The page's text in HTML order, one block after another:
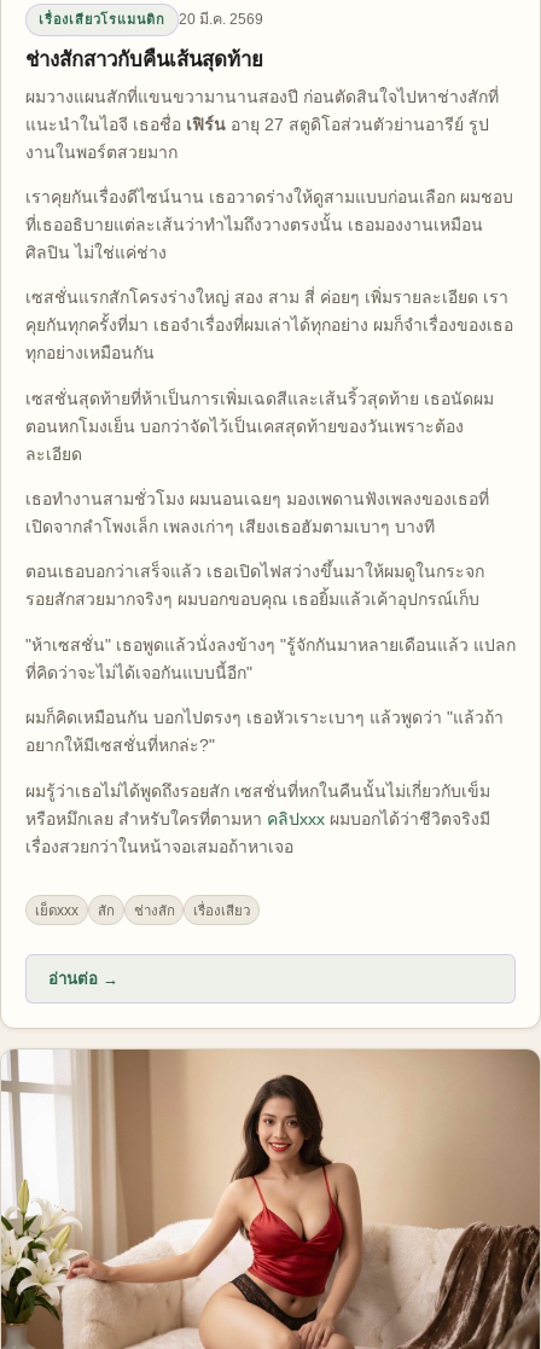
เรื่องเสียวโรแมนติก 20 มี.ค. 2569
ช่างสักสาวกับคืนเส้นสุดท้าย
ผมวางแผนสักที่แขนขวามานานสองปี ก่อนตัดสินใจไปหาช่างสักที่
แนะนำในไอจี เธอชื่อ เฟิร์น อายุ 27 สตูดิโอส่วนตัวย่านอารีย์ รูป
งานในพอร์ตสวยมาก
เราคุยกันเรื่องดีไซน์นาน เธอวาดร่างให้ดูสามแบบก่อนเลือก ผมชอบ
ที่เธออธิบายแต่ละเส้นว่าทำไมถึงวางตรงนั้น เธอมองงานเหมือน
ศิลปิน ไม่ใช่แค่ช่าง
เซสชั่นแรกสักโครงร่างใหญ่ สอง สาม สี่ ค่อยๆ เพิ่มรายละเอียด เรา
คุยกันทุกครั้งที่มา เธอจำเรื่องที่ผมเล่าได้ทุกอย่าง ผมก็จำเรื่องของเธอ
ทุกอย่างเหมือนกัน
เซสชั่นสุดท้ายที่ห้าเป็นการเพิ่มเฉดสีและเส้นริ้วสุดท้าย เธอนัดผม
ตอนหกโมงเย็น บอกว่าจัดไว้เป็นเคสสุดท้ายของวันเพราะต้อง
ละเอียด
เธอทำงานสามชั่วโมง ผมนอนเฉยๆ มองเพดานฟังเพลงของเธอที่
เปิดจากลำโพงเล็ก เพลงเก่าๆ เสียงเธอฮัมตามเบาๆ บางที
ตอนเธอบอกว่าเสร็จแล้ว เธอเปิดไฟสว่างขึ้นมาให้ผมดูในกระจก
รอยสักสวยมากจริงๆ ผมบอกขอบคุณ เธอยิ้มแล้วเค้าอุปกรณ์เก็บ
"ห้าเซสชั่น" เธอพูดแล้วนั่งลงข้างๆ "รู้จักกันมาหลายเดือนแล้ว แปลก
ที่คิดว่าจะไม่ได้เจอกันแบบนี้อีก"
ผมก็คิดเหมือนกัน บอกไปตรงๆ เธอหัวเราะเบาๆ แล้วพูดว่า "แล้วถ้า
อยากให้มีเซสชั่นที่หกล่ะ?"
ผมรู้ว่าเธอไม่ได้พูดถึงรอยสัก เซสชั่นที่หกในคืนนั้นไม่เกี่ยวกับเข็ม
หรือหมึกเลย สำหรับใครที่ตามหา คลิปxxx ผมบอกได้ว่าชีวิตจริงมี
เรื่องสวยกว่าในหน้าจอเสมอถ้าหาเจอ
เย็ดxxx สัก ช่างสัก เรื่องเสียว
อ่านต่อ →